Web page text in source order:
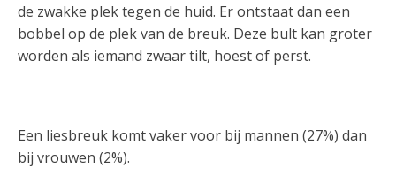
de zwakke plek tegen de huid. Er ontstaat dan een
bobbel op de plek van de breuk. Deze bult kan groter
worden als iemand zwaar tilt, hoest of perst.
Een liesbreuk komt vaker voor bij mannen (27%) dan
bij vrouwen (2%).